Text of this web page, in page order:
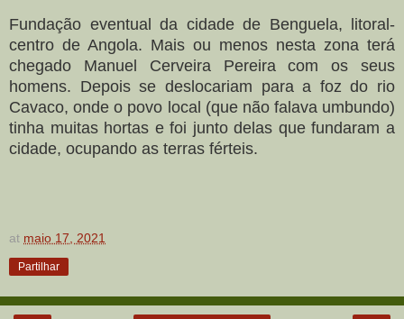
Fundação eventual da cidade de Benguela, litoral-
centro de Angola. Mais ou menos nesta zona terá
chegado Manuel Cerveira Pereira com os seus
homens. Depois se deslocariam para a foz do rio
Cavaco, onde o povo local (que não falava umbundo)
tinha muitas hortas e foi junto delas que fundaram a
cidade, ocupando as terras férteis.
at maio 17, 2021
Partilhar